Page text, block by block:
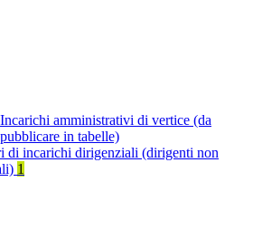
Incarichi amministrativi di vertice (da
pubblicare in tabelle)
di incarichi dirigenziali (dirigenti non
1